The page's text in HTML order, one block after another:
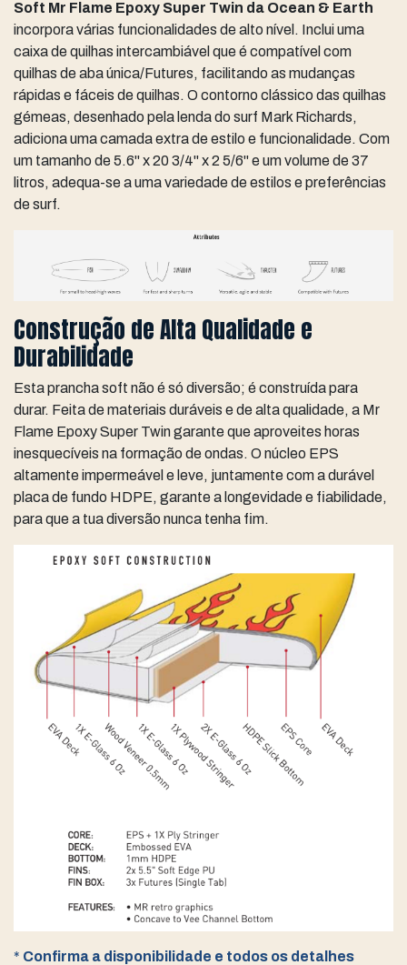
Soft Mr Flame Epoxy Super Twin da Ocean & Earth
incorpora várias funcionalidades de alto nível. Inclui uma
caixa de quilhas intercambiável que é compatível com
quilhas de aba única/Futures, facilitando as mudanças
rápidas e fáceis de quilhas. O contorno clássico das quilhas
gémeas, desenhado pela lenda do surf Mark Richards,
adiciona uma camada extra de estilo e funcionalidade. Com
um tamanho de 5.6'' x 20 3/4'' x 2 5/6'' e um volume de 37
litros, adequa-se a uma variedade de estilos e preferências
de surf.
Construção de Alta Qualidade e
Durabilidade
Esta prancha soft não é só diversão; é construída para
durar. Feita de materiais duráveis e de alta qualidade, a Mr
Flame Epoxy Super Twin garante que aproveites horas
inesquecíveis na formação de ondas. O núcleo EPS
altamente impermeável e leve, juntamente com a durável
placa de fundo HDPE, garante a longevidade e fiabilidade,
para que a tua diversão nunca tenha fim.
* Confirma a disponibilidade e todos os detalhes